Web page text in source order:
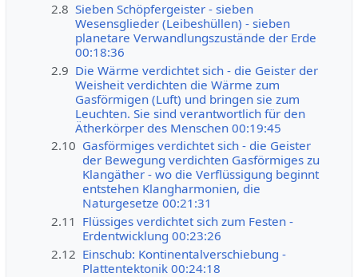
2.8 Sieben Schöpfergeister - sieben
Wesensglieder (Leibeshüllen) - sieben
planetare Verwandlungszustände der Erde
00:18:36
2.9 Die Wärme verdichtet sich - die Geister der
Weisheit verdichten die Wärme zum
Gasförmigen (Luft) und bringen sie zum
Leuchten. Sie sind verantwortlich für den
Ätherkörper des Menschen 00:19:45
2.10 Gasförmiges verdichtet sich - die Geister
der Bewegung verdichten Gasförmiges zu
Klangäther - wo die Verflüssigung beginnt
entstehen Klangharmonien, die
Naturgesetze 00:21:31
2.11 Flüssiges verdichtet sich zum Festen -
Erdentwicklung 00:23:26
2.12 Einschub: Kontinentalverschiebung -
Plattentektonik 00:24:18